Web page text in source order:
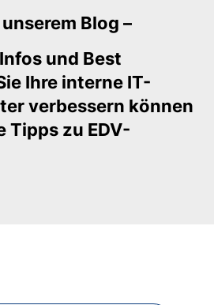
Blog –
und Best
Ihre interne IT-
verbessern können
Tipps zu EDV-